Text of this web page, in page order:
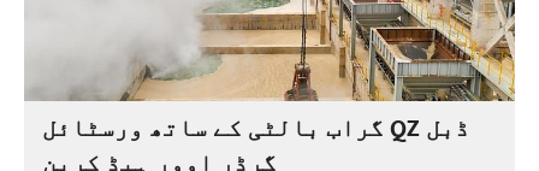
گراب بالٹی کے ساتھ ورسٹائل QZ ڈبل